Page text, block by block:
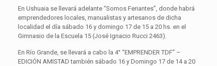
En Ushuaia se llevará adelante “Somos Feriantes”, donde habrá
emprendedores locales, manualistas y artesanos de dicha
localidad el día sábado 16 y domingo 17 de 15 a 20 hs. en el
Gimnasio de la Escuela 15 (José Ignacio Rucci 2463).
En Río Grande, se llevará a cabo la 4° “EMPRENDER TDF” –
EDICIÓN AMISTAD también sábado 16 y Domingo 17 de 14 a 20